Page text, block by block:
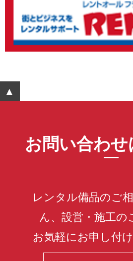
お問い合わせ
レンタル備品のご
ん、設営・施工の
お気軽にお申し付